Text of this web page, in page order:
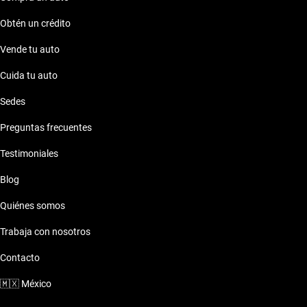
Obtén un crédito
Vende tu auto
Cuida tu auto
Sedes
Preguntas frecuentes
Testimoniales
Blog
Quiénes somos
Trabaja con nosotros
Contacto
🇲🇽 México